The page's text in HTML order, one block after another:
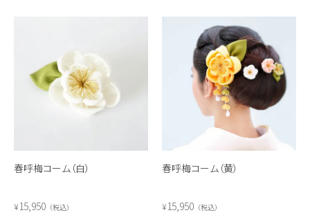
春呼梅コーム（白）
¥15,950 税込
春呼梅コーム（黄）
¥15,950 税込